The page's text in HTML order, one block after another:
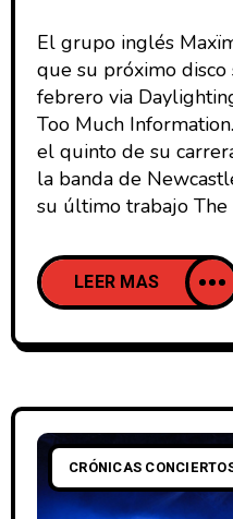
El grupo inglés
que su próximo
febrero via
Too Much
el quinto de su
la banda de
su último trabajo
LEER MAS
CRÓNICAS